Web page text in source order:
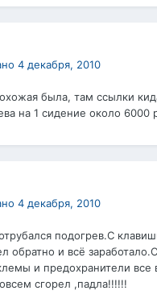
4 декабря, 2010
была, там ссылки
на 1 сидение около 6000
4 декабря, 2010
подогрев.С
обратно и всё
и предохранители все
сгорел ,падла!!!!!!